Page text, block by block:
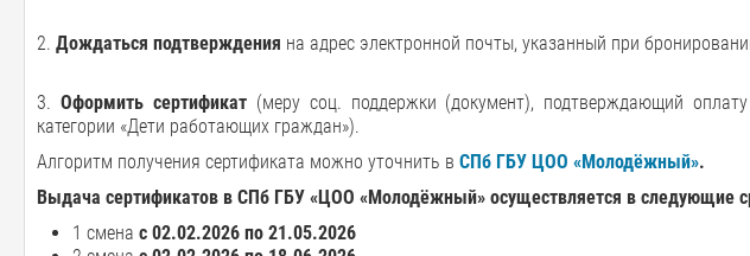
2. Дождаться подтверждения на адрес электронной почты, указанный при
3. Оформить сертификат (меру соц. поддержки (документ), подтверждающий
категории «Дети работающих граждан»).
Алгоритм получения сертификата можно уточнить в СПб ГБУ ЦОО «Молодёжный».
Выдача сертификатов в СПб ГБУ «ЦОО «Молодёжный» осуществляется в следующие
1 смена с 02.02.2026 по 21.05.2026